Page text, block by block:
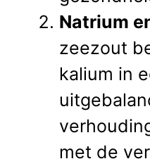
Natrium
zeezout
kalium in
met de